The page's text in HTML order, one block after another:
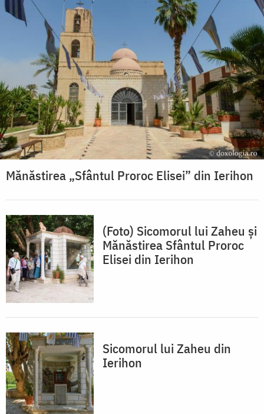
Mănăstirea „Sfântul Proroc Elisei” din Ierihon
(Foto) Sicomorul lui Zaheu și
Mănăstirea Sfântul Proroc
Elisei din Ierihon
Sicomorul lui Zaheu din
Ierihon